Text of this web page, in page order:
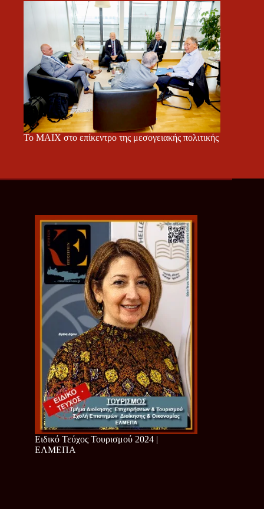
Το ΜΑΙΧ στο επίκεντρο της μεσογειακής πολιτικής
Ειδικό Τεύχος Τουρισμού 2024 |
ΕΛΜΕΠΑ